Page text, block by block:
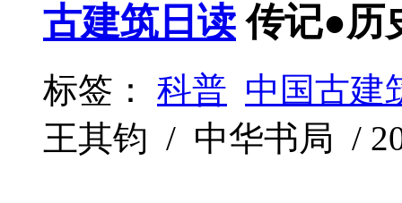
古建筑日读 传记●历
标签： 科普 中国古建
王其钧 / 中华书局 /